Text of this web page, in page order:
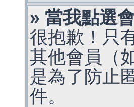
» 當我點選
很抱歉！只
其他會員（
是為了防止
件。